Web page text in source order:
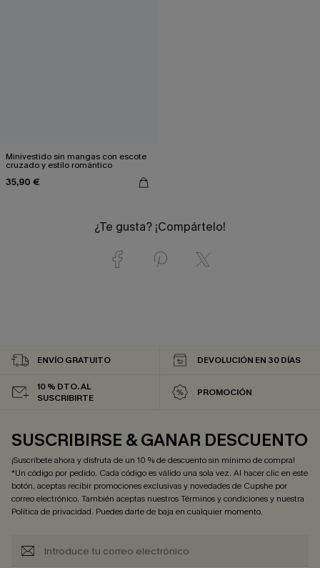
Minivestido sin mangas con escote
cruzado y estilo romántico
35,90 €
¿Te gusta? ¡Compártelo!
ENVÍO GRATUITO DEVOLUCIÓN EN 30 DÍAS
10 % DTO. AL
SUSCRIBIRTE
PROMOCIÓN
SUSCRIBIRSE & GANAR DESCUENTO
¡Suscríbete ahora y disfruta de un 10 % de descuento sin mínimo de compra!
*Un código por pedido. Cada código es válido una sola vez. Al hacer clic en este
botón, aceptas recibir promociones exclusivas y novedades de Cupshe por
correo electrónico. También aceptas nuestrosTérminos y condicionesy nuestra
Política de privacidad. Puedes darte de baja en cualquier momento.